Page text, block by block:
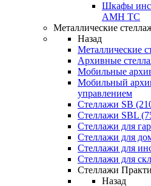
Шкафы
AMH TC
Металлические
Назад
Металлические
Архивные
Мобильные
Мобильный
управлением
Стеллажи SB
Стеллажи SBL
Стеллажи для
Стеллажи для
Стеллажи для
Стеллажи для
Стеллажи
Назад